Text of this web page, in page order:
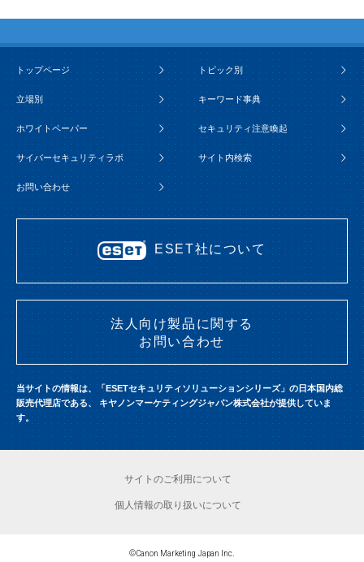
トップページ トピック別
立場別 キーワード事典
ホワイトペーパー セキュリティ注意喚起
サイバーセキュリティラボ サイト内検索
お問い合わせ
ESET社について
法人向け製品に関する
お問い合わせ
当サイトの情報は、「ESETセキュリティソリューションシリーズ」の日本国内総
販売代理店である、 キヤノンマーケティングジャパン株式会社が提供していま
す。
サイトのご利用について
個人情報の取り扱いについて
©Canon Marketing Japan Inc.